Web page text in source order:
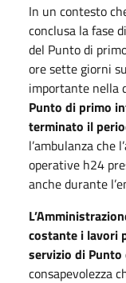
In un contesto
conclusa la fase
del Punto di
ore sette giorni
importante nella
Punto di primo
terminato il
l’ambulanza che
operative h24
anche durante
costante i lavori
servizio di
consapevolezza